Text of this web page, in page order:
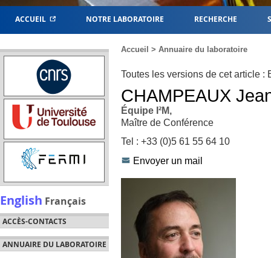
ACCUEIL NOTRE LABORATOIRE RECHERCHE
English Français
ACCÈS-CONTACTS
ANNUAIRE DU LABORATOIRE
Accueil > Annuaire du laboratoire
Toutes les versions de cet article :
CHAMPEAUX
Équipe I²M,
Maître de Conférence
Tel : +33 (0)5 61 55 64 10
Envoyer un mail